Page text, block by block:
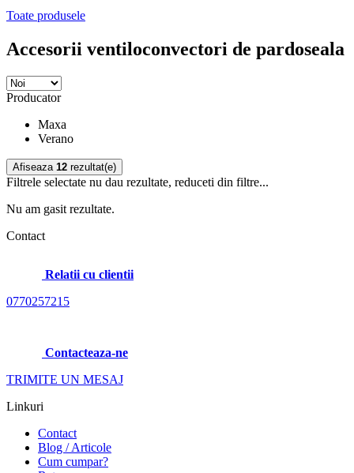
Toate produsele
Accesorii ventiloconvectori de pardoseala
Producator
Maxa
Verano
Afiseaza 12 rezultat(e)
Filtrele selectate nu dau rezultate, reduceti din filtre...
Nu am gasit rezultate.
Contact
Relatii cu clientii
0770257215
Contacteaza-ne
TRIMITE UN MESAJ
Linkuri
Contact
Blog / Articole
Cum cumpar?